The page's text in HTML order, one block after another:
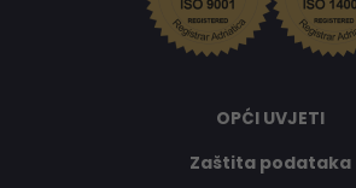
OPĆI UVJETI
Zaštita podataka